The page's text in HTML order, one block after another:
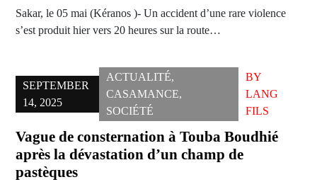
Sakar, le 05 mai (Kéranos )- Un accident d’une rare violence
s’est produit hier vers 20 heures sur la route…
SEPTEMBER
14, 2025
ACTUALITÉ,
CASAMANCE,
SOCIÉTÉ
BY
LANG
FILS
Vague de consternation à Touba Boudhié
après la dévastation d’un champ de
pastèques